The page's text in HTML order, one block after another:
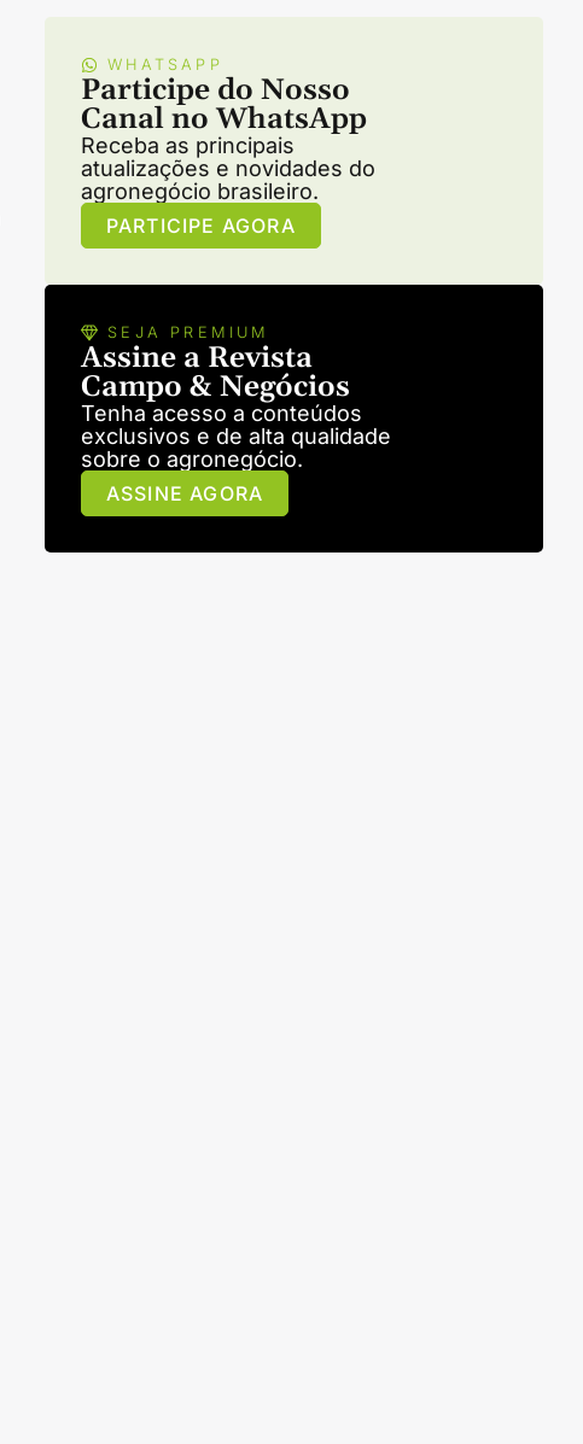
WHATSAPP
Participe do Nosso
Canal no WhatsApp
Receba as principais
atualizações e novidades do
agronegócio brasileiro.
PARTICIPE AGORA
SEJA PREMIUM
Assine a Revista
Campo & Negócios
Tenha acesso a conteúdos
exclusivos e de alta qualidade
sobre o agronegócio.
ASSINE AGORA